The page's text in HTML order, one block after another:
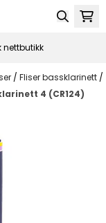
nettbutikk
/ Fliser bassklarinett /
4 (CR124)